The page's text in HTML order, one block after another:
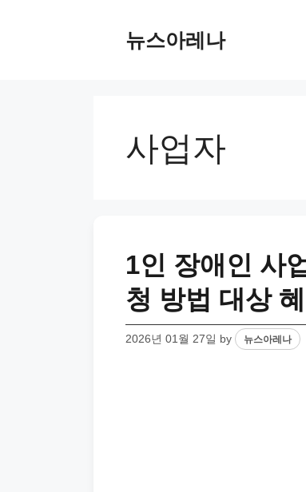
뉴스아레나
사업자
1인 장애인 사
청 방법 대상
2026년 01월 27일 by 뉴스아레나